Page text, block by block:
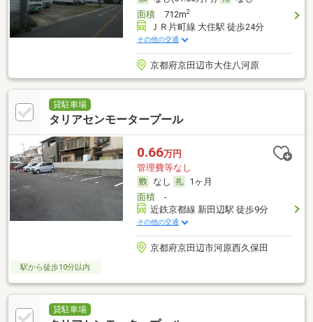
面積712m2
ＪＲ片町線 大住駅 徒歩24分
その他の交通
京都府京田辺市大住八河原
貸駐車場
タリアセンモータープール
0.66万円
管理費等なし
なし
1ヶ月
面積-
近鉄京都線 新田辺駅 徒歩9分
その他の交通
京都府京田辺市河原西久保田
駅から徒歩10分以内
貸駐車場